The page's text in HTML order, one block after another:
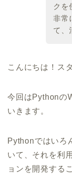
クを
非常
て、
こんにちは！ス
今回はPythonの
いきます。
Pythonではいろ
いて、それを利
ョンを開発する